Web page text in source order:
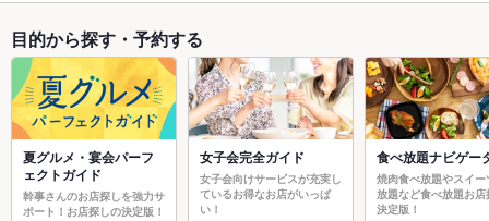
目的から探す・予約する
夏グルメ・宴会パーフ
ェクトガイド
幹事さんのお店探しを強力サ
ポート！お店探しの決定版！
女子会完全ガイド
女子会向けサービスが充実し
ているお得なお店がいっぱ
い！
食べ放題ナビゲー
焼肉食べ放題やスイー
放題など食べ放題お店
決定版！